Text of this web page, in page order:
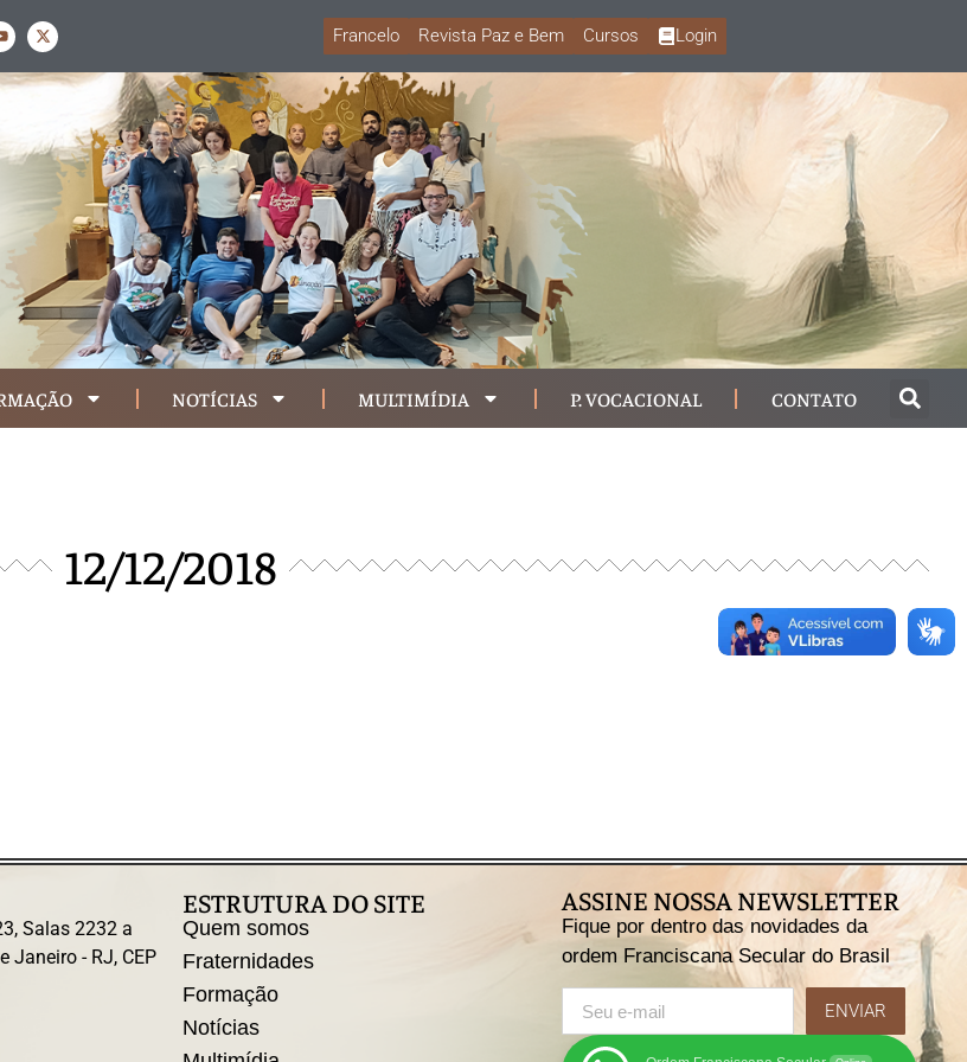
Francelo Revista Paz e Bem Cursos Login
NOTÍCIAS MULTIMÍDIA P. VOCACIONAL CONTATO
12/12/2018
Salas 2232 a
Janeiro - RJ, CEP
ESTRUTURA DO SITE
Quem somos
Fraternidades
Formação
Notícias
ASSINE NOSSA NEWSLETTER
Fique por dentro das novidades da
ordem Franciscana Secular do Brasil
ENVIAR